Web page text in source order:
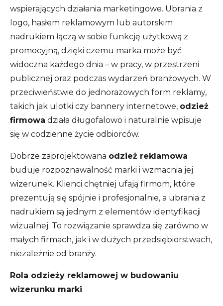
wspierających działania marketingowe. Ubrania z
logo, hasłem reklamowym lub autorskim
nadrukiem łączą w sobie funkcję użytkową z
promocyjną, dzięki czemu marka może być
widoczna każdego dnia – w pracy, w przestrzeni
publicznej oraz podczas wydarzeń branżowych. W
przeciwieństwie do jednorazowych form reklamy,
takich jak ulotki czy bannery internetowe, odzież
firmowa działa długofalowo i naturalnie wpisuje
się w codzienne życie odbiorców.
Dobrze zaprojektowana odzież reklamowa
buduje rozpoznawalność marki i wzmacnia jej
wizerunek. Klienci chętniej ufają firmom, które
prezentują się spójnie i profesjonalnie, a ubrania z
nadrukiem są jednym z elementów identyfikacji
wizualnej. To rozwiązanie sprawdza się zarówno w
małych firmach, jak i w dużych przedsiębiorstwach,
niezależnie od branży.
Rola odzieży reklamowej w budowaniu
wizerunku marki